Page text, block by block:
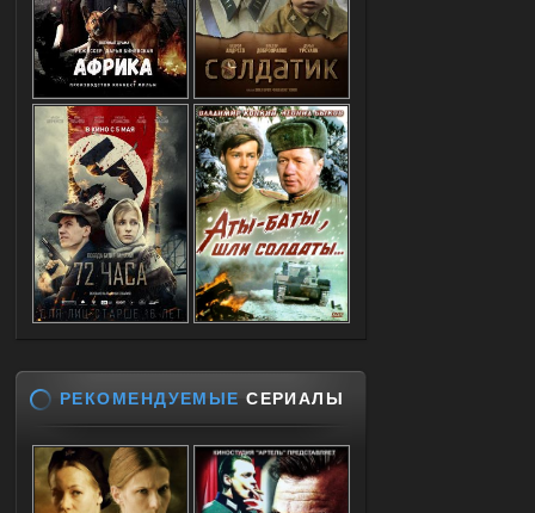
РЕКОМЕНДУЕМЫЕ СЕРИАЛЫ